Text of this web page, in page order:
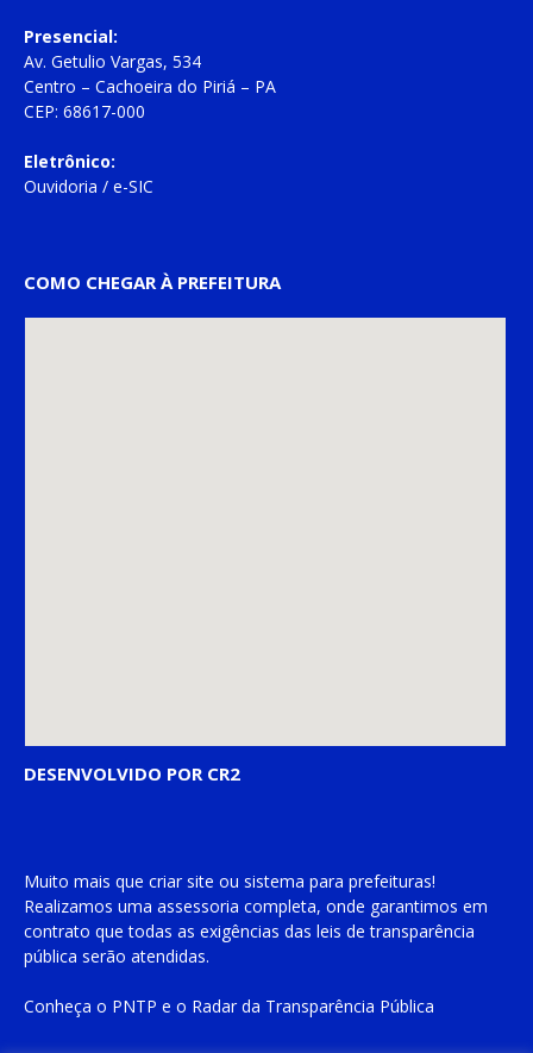
Presencial:
Av. Getulio Vargas, 534
Centro – Cachoeira do Piriá – PA
CEP: 68617-000
Eletrônico:
Ouvidoria / e-SIC
COMO CHEGAR À PREFEITURA
DESENVOLVIDO POR CR2
Muito mais que criar site ou sistema para prefeituras!
Realizamos uma assessoria completa, onde garantimos em
contrato que todas as exigências das leis de transparência
pública serão atendidas.
Conheça o PNTP e o Radar da Transparência Pública